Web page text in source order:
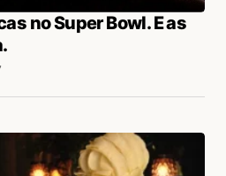
no Super Bowl. E as